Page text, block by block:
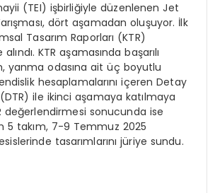
(TEI) işbirliğiyle düzenlenen Jet
dört aşamadan oluşuyor. İlk
Tasarım Raporları (KTR)
KTR aşamasında başarılı
yanma odasına ait üç boyutlu
hesaplamalarını içeren Detay
ile ikinci aşamaya katılmaya
değerlendirmesi sonucunda ise
5 takım, 7-9 Temmuz 2025
tasarımlarını jüriye sundu.